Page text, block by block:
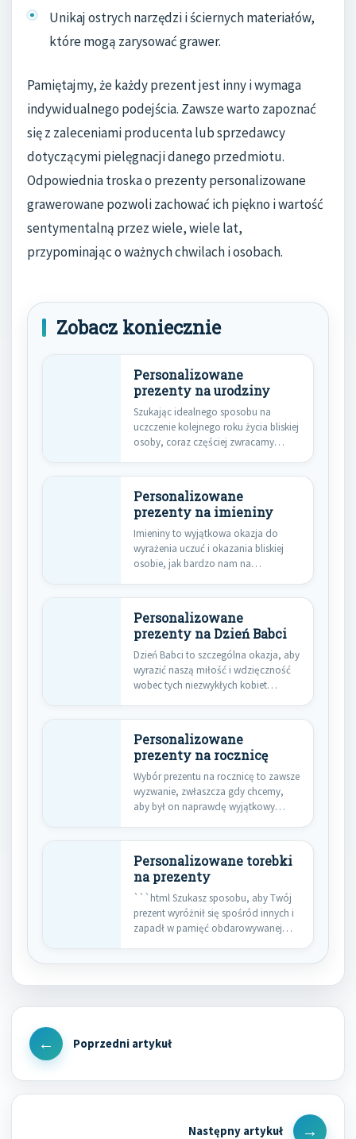
Unikaj ostrych narzędzi i ściernych materiałów,
które mogą zarysować grawer.
Pamiętajmy, że każdy prezent jest inny i wymaga
indywidualnego podejścia. Zawsze warto zapoznać
się z zaleceniami producenta lub sprzedawcy
dotyczącymi pielęgnacji danego przedmiotu.
Odpowiednia troska o prezenty personalizowane
grawerowane pozwoli zachować ich piękno i wartość
sentymentalną przez wiele, wiele lat,
przypominając o ważnych chwilach i osobach.
Zobacz koniecznie
Personalizowane
prezenty na urodziny
Szukając idealnego sposobu na
uczczenie kolejnego roku życia bliskiej
osoby, coraz częściej zwracamy
Personalizowane
prezenty na imieniny
Imieniny to wyjątkowa okazja do
wyrażenia uczuć i okazania bliskiej
osobie, jak bardzo nam na…
Personalizowane
prezenty na Dzień Babci
Dzień Babci to szczególna okazja, aby
wyrazić naszą miłość i wdzięczność
wobec tych niezwykłych kobiet…
Personalizowane
prezenty na rocznicę
Wybór prezentu na rocznicę to zawsze
wyzwanie, zwłaszcza gdy chcemy,
aby był on naprawdę wyjątkowy…
Personalizowane torebki
na prezenty
```html Szukasz sposobu, aby Twój
prezent wyróżnił się spośród innych i
zapadł w pamięć obdarowywanej…
Nawigacja
wpisu
Previous